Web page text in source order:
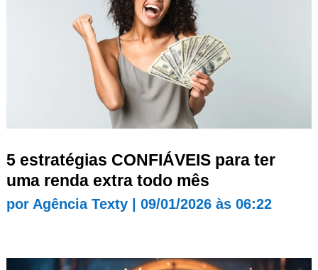
5 estratégias CONFIÁVEIS para ter
uma renda extra todo mês
por Agência Texty| 09/01/2026 às 06:22